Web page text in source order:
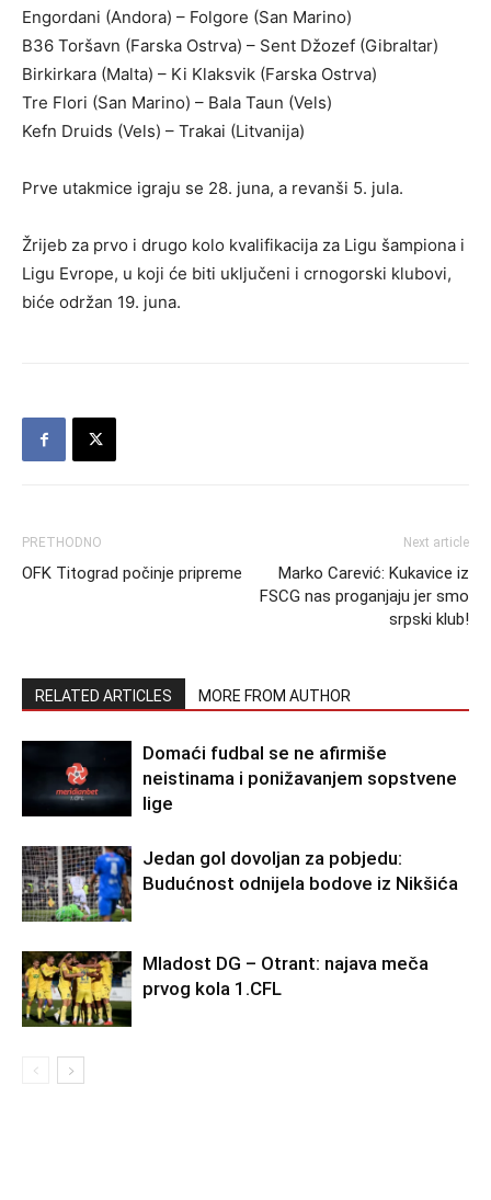
Engordani (Andora) – Folgore (San Marino)
B36 Toršavn (Farska Ostrva) – Sent Džozef (Gibraltar)
Birkirkara (Malta) – Ki Klaksvik (Farska Ostrva)
Tre Flori (San Marino) – Bala Taun (Vels)
Kefn Druids (Vels) – Trakai (Litvanija)
Prve utakmice igraju se 28. juna, a revanši 5. jula.
Žrijeb za prvo i drugo kolo kvalifikacija za Ligu šampiona i
Ligu Evrope, u koji će biti uključeni i crnogorski klubovi,
biće održan 19. juna.
PRETHODNO
OFK Titograd počinje pripreme
Next article
Marko Carević: Kukavice iz
FSCG nas proganjaju jer smo
srpski klub!
RELATED ARTICLES MORE FROM AUTHOR
Domaći fudbal se ne afirmiše
neistinama i ponižavanjem sopstvene
lige
Jedan gol dovoljan za pobjedu:
Budućnost odnijela bodove iz Nikšića
Mladost DG – Otrant: najava meča
prvog kola 1.CFL